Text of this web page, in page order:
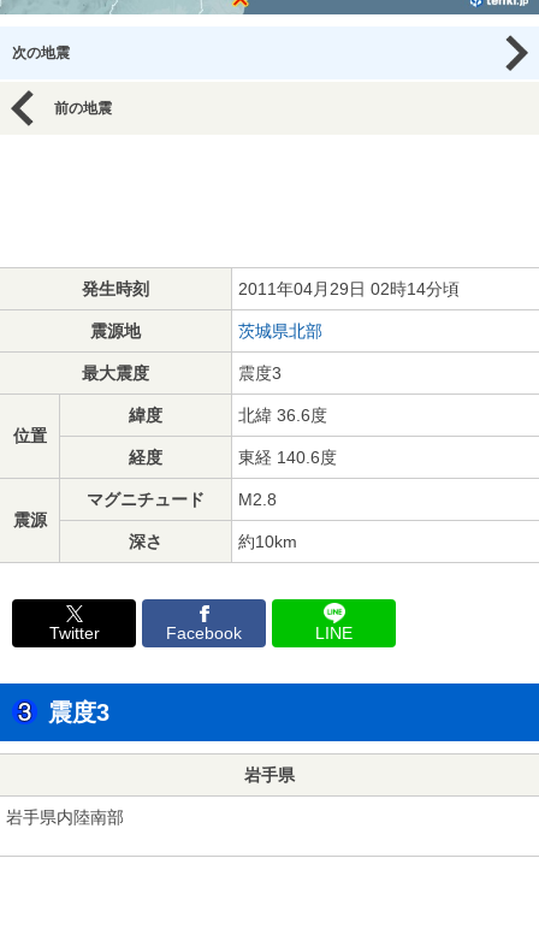
次の地震
前の地震
発生時刻 2011年04月29日 02時14分頃
震源地 茨城県北部
最大震度 震度3
位置
緯度 北緯 36.6度
経度 東経 140.6度
震源
マグニチュード M2.8
深さ 約10km
Twitter Facebook LINE
震度3
岩手県
岩手県内陸南部